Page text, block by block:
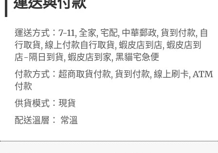
運送方式：7-11, 全家, 宅配, 中華郵政, 貨到付款, 自
行取貨, 線上付款自行取貨, 蝦皮店到店, 蝦皮店到
店-隔日到貨, 蝦皮店到家, 黑貓宅急便
付款方式：超商取貨付款, 貨到付款, 線上刷卡, ATM
付款
供貨模式：現貨
配送溫層： 常溫